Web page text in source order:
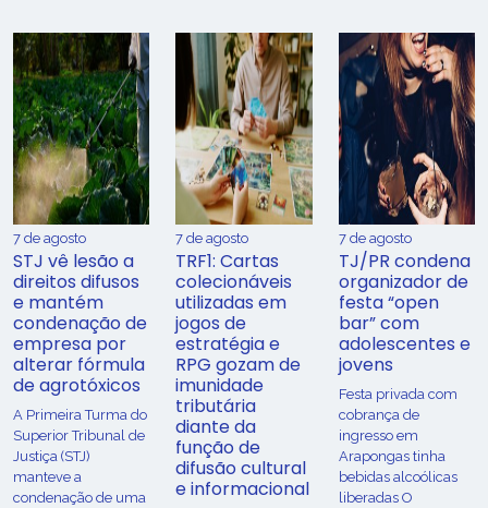
7 de agosto
STJ vê lesão a
direitos difusos
e mantém
condenação de
empresa por
alterar fórmula
de agrotóxicos
​A Primeira Turma do
Superior Tribunal de
Justiça (STJ)
manteve a
condenação de uma
7 de agosto
TRF1: Cartas
colecionáveis
utilizadas em
jogos de
estratégia e
RPG gozam de
imunidade
tributária
diante da
função de
difusão cultural
e informacional
7 de agosto
TJ/PR condena
organizador de
festa “open
bar” com
adolescentes e
jovens
Festa privada com
cobrança de
ingresso em
Arapongas tinha
bebidas alcoólicas
liberadas O